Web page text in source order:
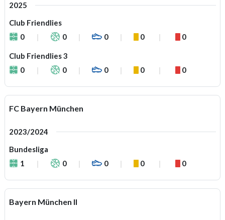
2025
Club Friendlies
0
0 0 0 0
Club Friendlies 3
0
0 0 0 0
FC Bayern München
2023/2024
Bundesliga
1
0 0 0 0
Bayern München II